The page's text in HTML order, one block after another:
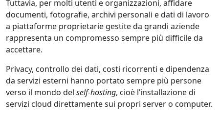
Tuttavia, per molti utenti e organizzazioni, affidare
documenti, fotografie, archivi personali e dati di lavoro
a piattaforme proprietarie gestite da grandi aziende
rappresenta un compromesso sempre più difficile da
accettare.
Privacy, controllo dei dati, costi ricorrenti e dipendenza
da servizi esterni hanno portato sempre più persone
verso il mondo del self-hosting, cioè l’installazione di
servizi cloud direttamente sui propri server o computer.